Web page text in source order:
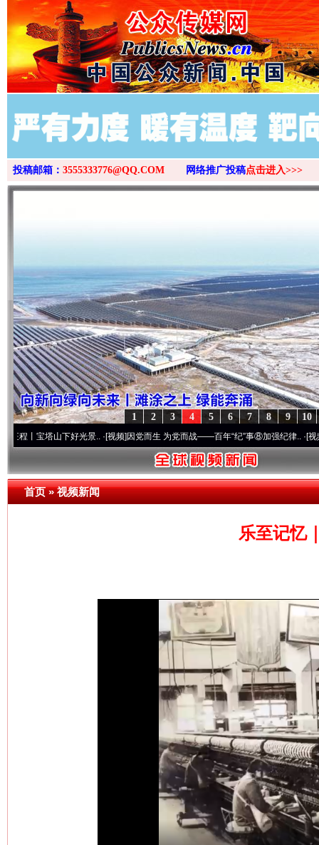
投稿邮箱： 3555333776@QQ.COM 网络推广投稿点击进入>>>
10
9
8
7
6
5
4
3
2
1
塔山下好光景..·[视频]因党而生 为党而战——百年“纪”事⑧加强纪律..·[视频]牢记初
首页»视频新闻
乐至记忆